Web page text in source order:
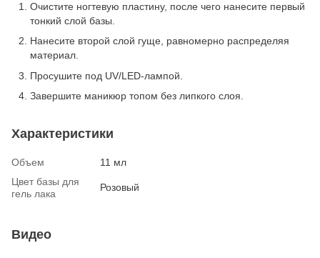
Очистите ногтевую пластину, после чего нанесите первый
тонкий слой базы.
Нанесите второй слой гуще, равномерно распределяя
материал.
Просушите под UV/LED-лампой.
Завершите маникюр топом без липкого слоя.
Характеристики
Объем
11 мл
Цвет базы для
гель лака
Розовый
Видео